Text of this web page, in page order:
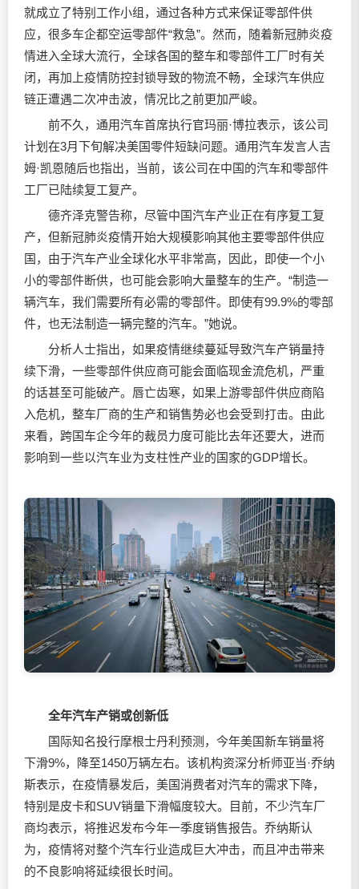
就成立了特别工作小组，通过各种方式来保证零部件供
应，很多车企都空运零部件“救急”。然而，随着新冠肺炎疫
情进入全球大流行，全球各国的整车和零部件工厂时有关
闭，再加上疫情防控封锁导致的物流不畅，全球汽车供应
链正遭遇二次冲击波，情况比之前更加严峻。
前不久，通用汽车首席执行官玛丽·博拉表示，该公司
计划在3月下旬解决美国零件短缺问题。通用汽车发言人吉
姆·凯恩随后也指出，当前，该公司在中国的汽车和零部件
工厂已陆续复工复产。
德齐泽克警告称，尽管中国汽车产业正在有序复工复
产，但新冠肺炎疫情开始大规模影响其他主要零部件供应
国，由于汽车产业全球化水平非常高，因此，即使一个小
小的零部件断供，也可能会影响大量整车的生产。“制造一
辆汽车，我们需要所有必需的零部件。即使有99.9%的零部
件，也无法制造一辆完整的汽车。”她说。
分析人士指出，如果疫情继续蔓延导致汽车产销量持
续下滑，一些零部件供应商可能会面临现金流危机，严重
的话甚至可能破产。唇亡齿寒，如果上游零部件供应商陷
入危机，整车厂商的生产和销售势必也会受到打击。由此
来看，跨国车企今年的裁员力度可能比去年还要大，进而
影响到一些以汽车业为支柱性产业的国家的GDP增长。
全年汽车产销或创新低
国际知名投行摩根士丹利预测，今年美国新车销量将
下滑9%，降至1450万辆左右。该机构资深分析师亚当·乔纳
斯表示，在疫情暴发后，美国消费者对汽车的需求下降，
特别是皮卡和SUV销量下滑幅度较大。目前，不少汽车厂
商均表示，将推迟发布今年一季度销售报告。乔纳斯认
为，疫情将对整个汽车行业造成巨大冲击，而且冲击带来
的不良影响将延续很长时间。